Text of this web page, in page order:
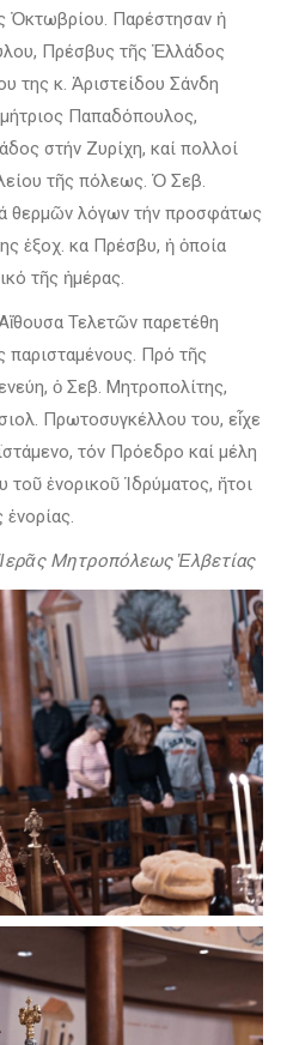
Ὀκτωβρίου. Παρέστησαν ἡ
Πρέσβυς τῆς Ἑλλάδος
της κ. Ἀριστείδου Σάνδη
Παπαδόπουλος,
στήν Ζυρίχη, καί πολλοί
τῆς πόλεως. Ὁ Σεβ.
θερμῶν λόγων τήν προσφάτως
ἐξοχ. κα Πρέσβυ, ἡ ὁποία
τῆς ἡμέρας.
Τελετῶν παρετέθη
παρισταμένους. Πρό τῆς
ὁ Σεβ. Μητροπολίτης,
Πρωτοσυγκέλλου του, εἶχε
τόν Πρόεδρο καί μέλη
τοῦ ἐνορικοῦ Ἱδρύματος, ἤτοι
Μητροπόλεως Ἑλβετίας